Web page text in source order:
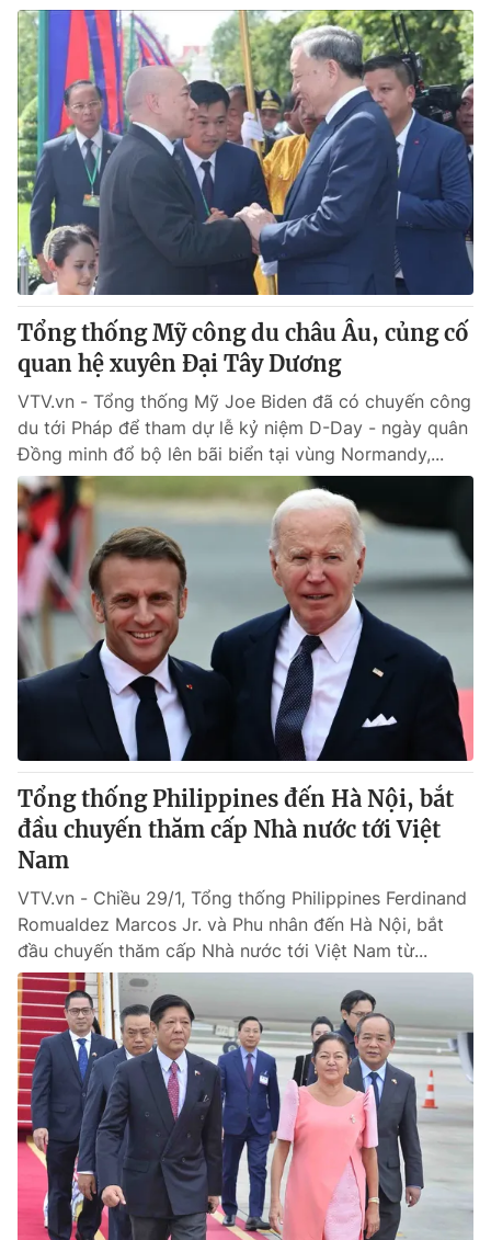
Liên hệ quảng cáo:024-7300.7108
® Cấm sao chép dưới mọi hình thức nếu không có sự chấp
thuận bằng văn bản. Ghi rõ nguồn VTV.vn khi phát hành lại
thông tin từ website này.
Tổng thống Mỹ công du châu Âu, củng cố
quan hệ xuyên Đại Tây Dương
VTV.vn - Tổng thống Mỹ Joe Biden đã có chuyến công
du tới Pháp để tham dự lễ kỷ niệm D-Day - ngày quân
Đồng minh đổ bộ lên bãi biển tại vùng Normandy,...
Tổng thống Philippines đến Hà Nội, bắt
đầu chuyến thăm cấp Nhà nước tới Việt
Nam
VTV.vn - Chiều 29/1, Tổng thống Philippines Ferdinand
Romualdez Marcos Jr. và Phu nhân đến Hà Nội, bắt
đầu chuyến thăm cấp Nhà nước tới Việt Nam từ...